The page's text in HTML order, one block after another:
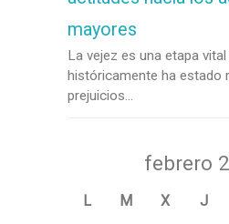
mayores
La vejez es una etapa vital
históricamente ha estado
prejuicios...
febrero
L M X J